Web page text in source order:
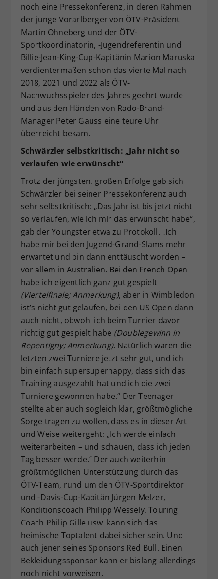
noch eine Pressekonferenz, in deren Rahmen
der junge Vorarlberger von ÖTV-Präsident
Martin Ohneberg und der ÖTV-
Sportkoordinatorin, -Jugendreferentin und
Billie-Jean-King-Cup-Kapitänin Marion Maruska
verdientermaßen schon das vierte Mal nach
2018, 2021 und 2022 als ÖTV-
Nachwuchsspieler des Jahres geehrt wurde
und aus den Händen von Rado-Brand-
Manager Peter Gauss eine teure Uhr
überreicht bekam.
Schwärzler selbstkritisch: „Jahr nicht so
verlaufen wie erwünscht“
Trotz der jüngsten, großen Erfolge gab sich
Schwärzler bei seiner Pressekonferenz auch
sehr selbstkritisch: „Das Jahr ist bis jetzt nicht
so verlaufen, wie ich mir das erwünscht habe“,
gab der Youngster etwa zu Protokoll. „Ich
habe mir bei den Jugend-Grand-Slams mehr
erwartet und bin dann enttäuscht worden –
vor allem in Australien. Bei den French Open
habe ich eigentlich ganz gut gespielt
(Viertelfinale; Anmerkung), aber in Wimbledon
ist’s nicht gut gelaufen, bei den US Open dann
auch nicht, obwohl ich beim Turnier davor
richtig gut gespielt habe (Doublegewinn in
Repentigny; Anmerkung). Natürlich waren die
letzten zwei Turniere jetzt sehr gut, und ich
bin einfach supersuperhappy, dass sich das
Training ausgezahlt hat und ich die zwei
Turniere gewonnen habe.“ Der Teenager
stellte aber auch sogleich klar, größtmögliche
Sorge tragen zu wollen, dass es in dieser Art
und Weise weitergeht: „Ich werde einfach
weiterarbeiten – und schauen, dass ich jeden
Tag besser werde.“ Der auch weiterhin
größtmöglichen Unterstützung durch das
ÖTV-Team, rund um den ÖTV-Sportdirektor
und -Davis-Cup-Kapitän Jürgen Melzer,
Konditionscoach Philipp Wessely, Touring
Coach Philip Gille usw. kann sich das
heimische Toptalent dabei sicher sein. Und
auch jener seines Sponsors Red Bull. Einen
Bekleidungssponsor kann er bislang allerdings
noch nicht vorweisen.